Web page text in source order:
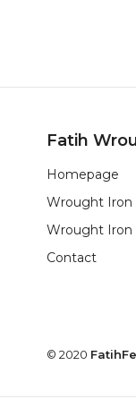
Fatih
Homepage
Wrought Iron
Wrought Iron
Contact
© 2020